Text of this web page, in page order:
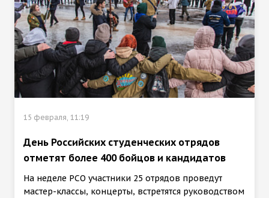
15 февраля, 11:19
День Российских студенческих отрядов
отметят более 400 бойцов и кандидатов
На неделе РСО участники 25 отрядов проведут
мастер-классы, концерты, встретятся руководством